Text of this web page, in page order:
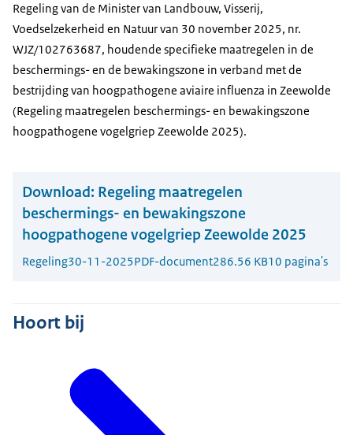
Regeling van de Minister van Landbouw, Visserij,
Voedselzekerheid en Natuur van 30 november 2025, nr.
WJZ/102763687, houdende specifieke maatregelen in de
beschermings- en de bewakingszone in verband met de
bestrijding van hoogpathogene aviaire influenza in Zeewolde
(Regeling maatregelen beschermings- en bewakingszone
hoogpathogene vogelgriep Zeewolde 2025).
Download: Regeling maatregelen
beschermings- en bewakingszone
hoogpathogene vogelgriep Zeewolde 2025
Regeling30-11-2025PDF-document286.56 KB10 pagina's
Hoort bij